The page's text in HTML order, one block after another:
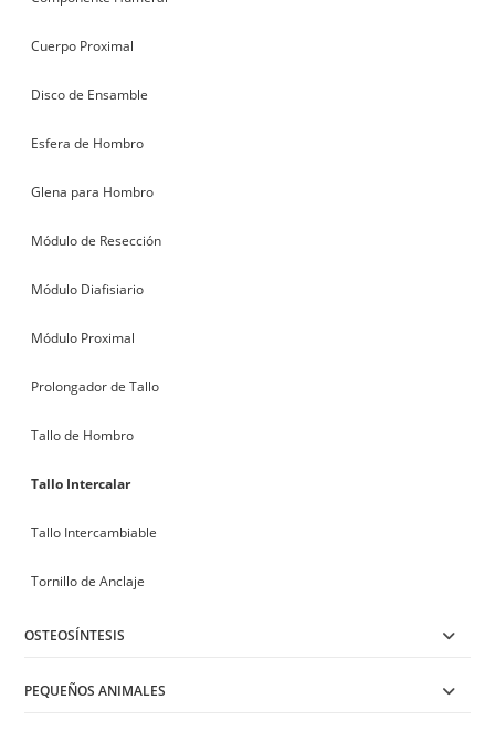
Cuerpo Proximal
Disco de Ensamble
Esfera de Hombro
Glena para Hombro
Módulo de Resección
Módulo Diafisiario
Módulo Proximal
Prolongador de Tallo
Tallo de Hombro
Tallo Intercalar
Tallo Intercambiable
Tornillo de Anclaje
OSTEOSÍNTESIS
PEQUEÑOS ANIMALES